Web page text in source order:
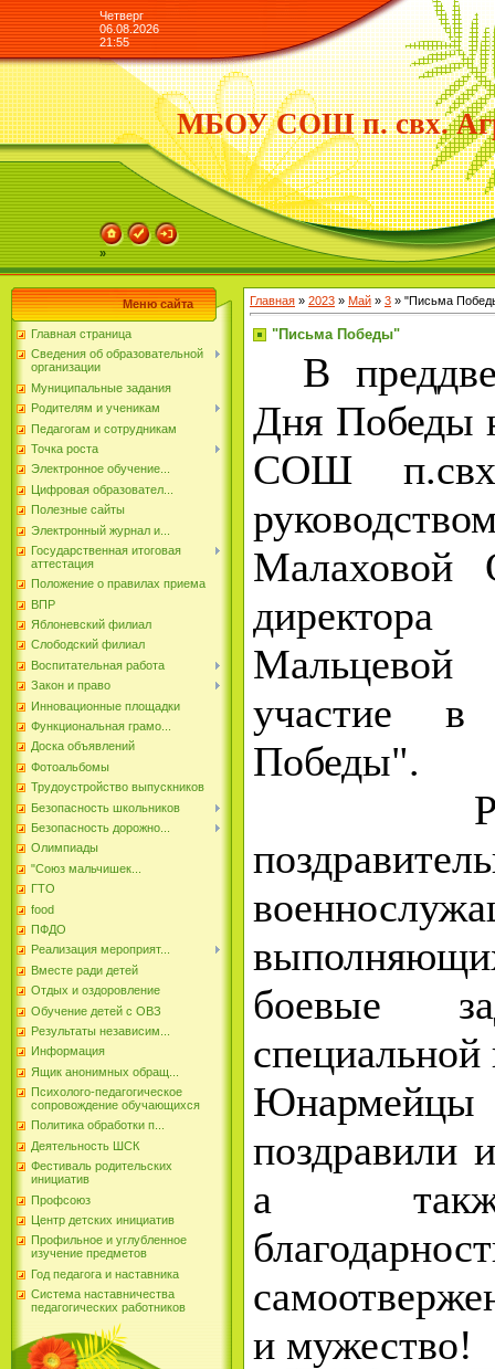
Четверг
06.08.2026
21:55
МБОУ СОШ п. свх.
»
Меню сайта
Главная страница
Сведения об образовательной
организации
Муниципальные задания
Родителям и ученикам
Педагогам и сотрудникам
Точка роста
Электронное обучение...
Цифровая образовател...
Полезные сайты
Электронный журнал и...
Государственная итоговая
аттестация
Положение о правилах приема
ВПР
Яблоневский филиал
Слободский филиал
Воспитательная работа
Закон и право
Инновационные площадки
Функциональная грамо...
Доска объявлений
Фотоальбомы
Трудоустройство выпускников
Безопасность школьников
Безопасность дорожно...
Олимпиады
"Союз мальчишек...
ГТО
food
ПФДО
Реализация мероприят...
Вместе ради детей
Отдых и оздоровление
Обучение детей с ОВЗ
Результаты независим...
Информация
Ящик анонимных обращ...
Психолого-педагогическое
сопровождение обучающихся
Политика обработки п...
Деятельность ШСК
Фестиваль родительских
инициатив
Профсоюз
Центр детских инициатив
Профильное и углубленное
изучение предметов
Год педагога и наставника
Система наставничества
педагогических работников
Главная » 2023 » Май » 3 » "Письма
"Письма Победы"
В
Дня
СОШ
Малаховой
участие
Победы".
боевые
поздравили
а
и мужество!